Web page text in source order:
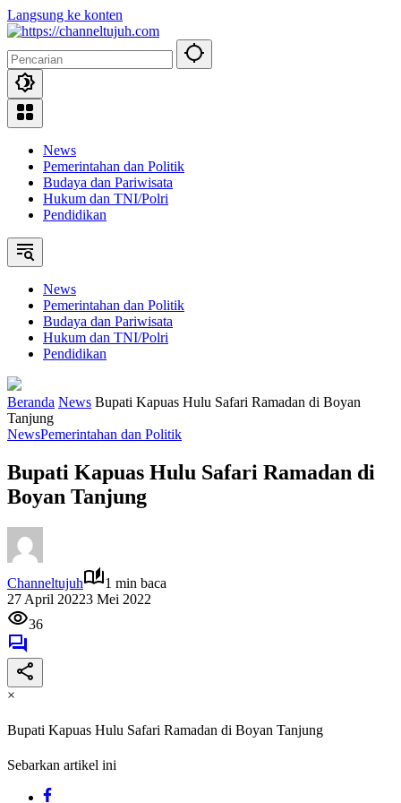
Langsung ke konten
News
Pemerintahan dan Politik
Budaya dan Pariwisata
Hukum dan TNI/Polri
Pendidikan
News
Pemerintahan dan Politik
Budaya dan Pariwisata
Hukum dan TNI/Polri
Pendidikan
Beranda News Bupati Kapuas Hulu Safari Ramadan di Boyan
Tanjung
NewsPemerintahan dan Politik
Bupati Kapuas Hulu Safari Ramadan di
Boyan Tanjung
Channeltujuh
1 min baca
27 April 20223 Mei 2022
36
×
Bupati Kapuas Hulu Safari Ramadan di Boyan Tanjung
Sebarkan artikel ini